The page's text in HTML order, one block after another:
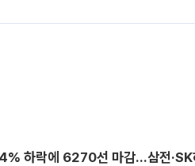
하락에 6270선 마감…삼전